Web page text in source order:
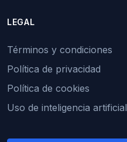
LEGAL
Términos y condiciones
Política de privacidad
Política de cookies
Uso de inteligencia artificial